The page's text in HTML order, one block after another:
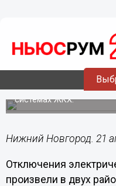
Горячая вода и
отключены в
Новгорода 21
Опубликован
системах ЖКХ.
Нижний Новгород. 21
Отключения
произвели в двух